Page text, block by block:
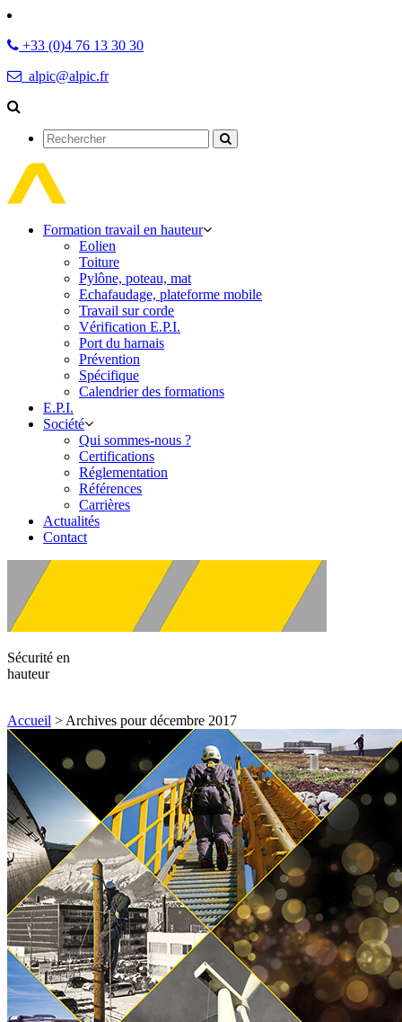
+33 (0)4 76 13 30 30
alpic@alpic.fr
Rechercher
Formation travail en hauteur
Eolien
Toiture
Pylône, poteau, mat
Echafaudage, plateforme mobile
Travail sur corde
Vérification E.P.I.
Port du harnais
Prévention
Spécifique
Calendrier des formations
E.P.I.
Société
Qui sommes-nous ?
Certifications
Réglementation
Références
Carrières
Actualités
Contact
Sécurité en
hauteur
Accueil > Archives pour décembre 2017